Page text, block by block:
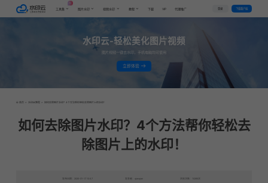
工具集 图片水印 视频水印 教程 下载 VIP 代理推广 登录 下载客户端
水印云-轻松美化图片视频
图片视频一键去水印，手机电脑均可使用
立即体验
首页 > 水印云教程 > 如何去除图片水印？4个方法帮你轻松去除图片上的水印！
如何去除图片水印？4个方法帮你轻松去
除图片上的水印！
发布日期：2025-01-17 10:47 发表者：qianqian 浏览次数：10265次